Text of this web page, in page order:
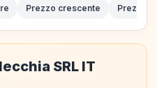
Prezzo crescente Prezzo
SRL IT